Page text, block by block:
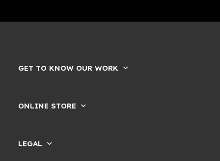
GET TO KNOW OUR WORK
ONLINE STORE
LEGAL